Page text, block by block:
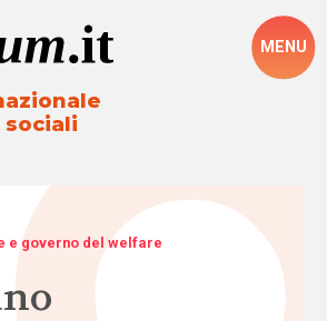
MENU
e governo del welfare